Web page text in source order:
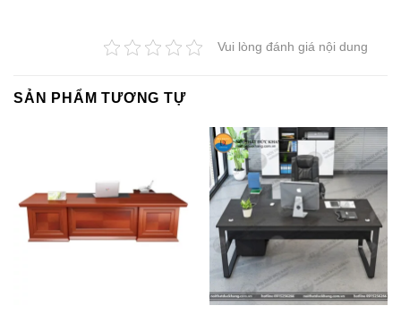
Vui lòng đánh giá nội dung
SẢN PHẨM TƯƠNG TỰ